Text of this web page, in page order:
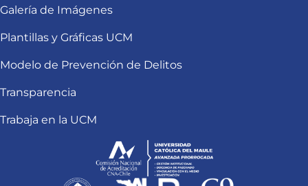
Galería de Imágenes
Plantillas y Gráficas UCM
Modelo de Prevención de Delitos
Transparencia
Trabaja en la UCM